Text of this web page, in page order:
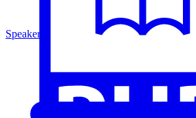
Speakers